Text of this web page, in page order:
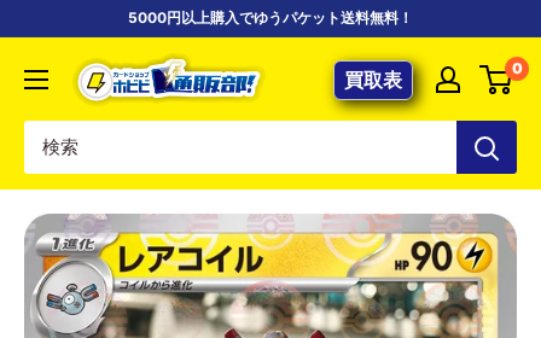
5000円以上購入でゆうパケット送料無料！
【ポ
ケ
専
門
店】
カ
ー
ド
買取表 0